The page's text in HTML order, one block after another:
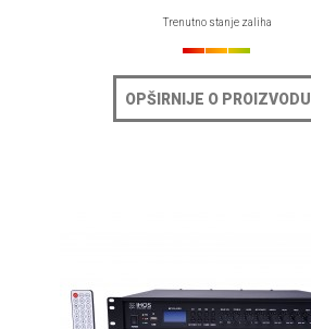
Trenutno stanje zaliha
OPŠIRNIJE O PROIZVODU